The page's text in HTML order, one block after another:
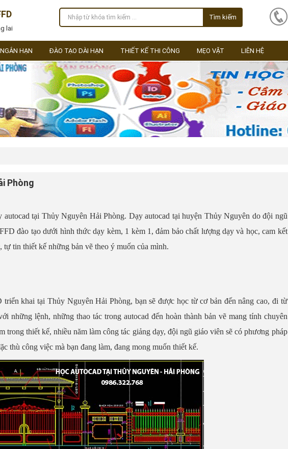
lai
Tìm kiếm
HẠN ĐÀO TẠO DÀI HẠN THIẾT KẾ THI CÔNG MẸO VẶT LIÊN HỆ
Phòng
tại Thủy Nguyên Hải Phòng. Dạy autocad tại huyện Thủy Nguyên do đội ngũ
đào tạo dưới hình thức dạy kèm, 1 kèm 1, đảm bảo chất lượng dạy và học, cam kết
tự tin thiết kế những bản vẽ theo ý muốn của mình.
khai tại Thủy Nguyên Hải Phòng, bạn sẽ được học từ cơ bản đến nâng cao, đi từ
những lệnh, những thao tác trong autocad đến hoàn thành bản vẽ mang tính chuyên
thiết kế, nhiều năm làm công tác giảng dạy, đội ngũ giáo viên sẽ có phương pháp
thù công việc mà bạn đang làm, đang mong muốn thiết kế.